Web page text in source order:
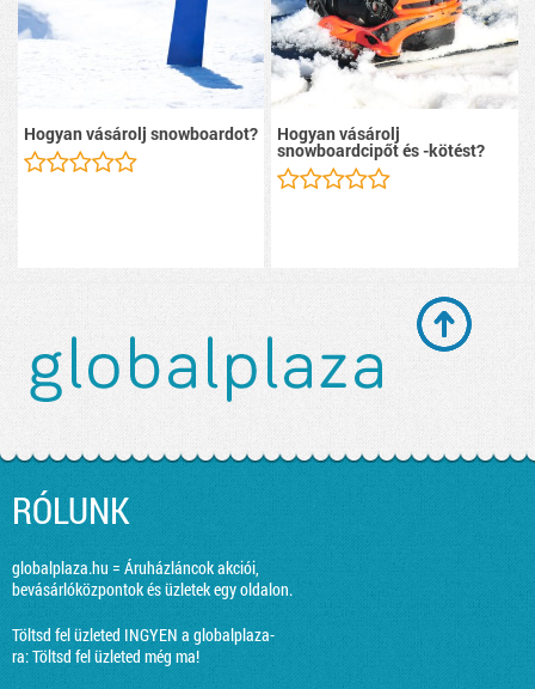
Hogyan vásárolj snowboardot? Hogyan vásárolj
snowboardcipőt és -kötést?
RÓLUNK
globalplaza.hu = Áruházláncok akciói,
bevásárlóközpontok és üzletek egy oldalon.
Töltsd fel üzleted INGYEN a globalplaza-
ra:Töltsd fel üzleted még ma!